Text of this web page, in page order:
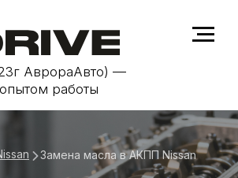
—
в АКПП
масла в АКПП Nissan